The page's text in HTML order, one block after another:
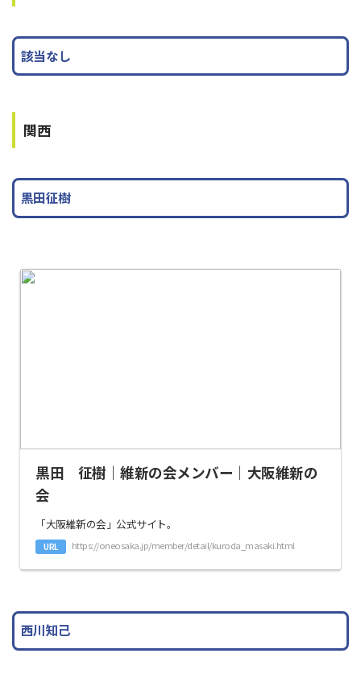
該当なし
関西
黒田征樹
黒田 征樹｜維新の会メンバー｜大阪維新の
会
「大阪維新の会」公式サイト。
URL https://oneosaka.jp/member/detail/kuroda_masaki.html
西川知己